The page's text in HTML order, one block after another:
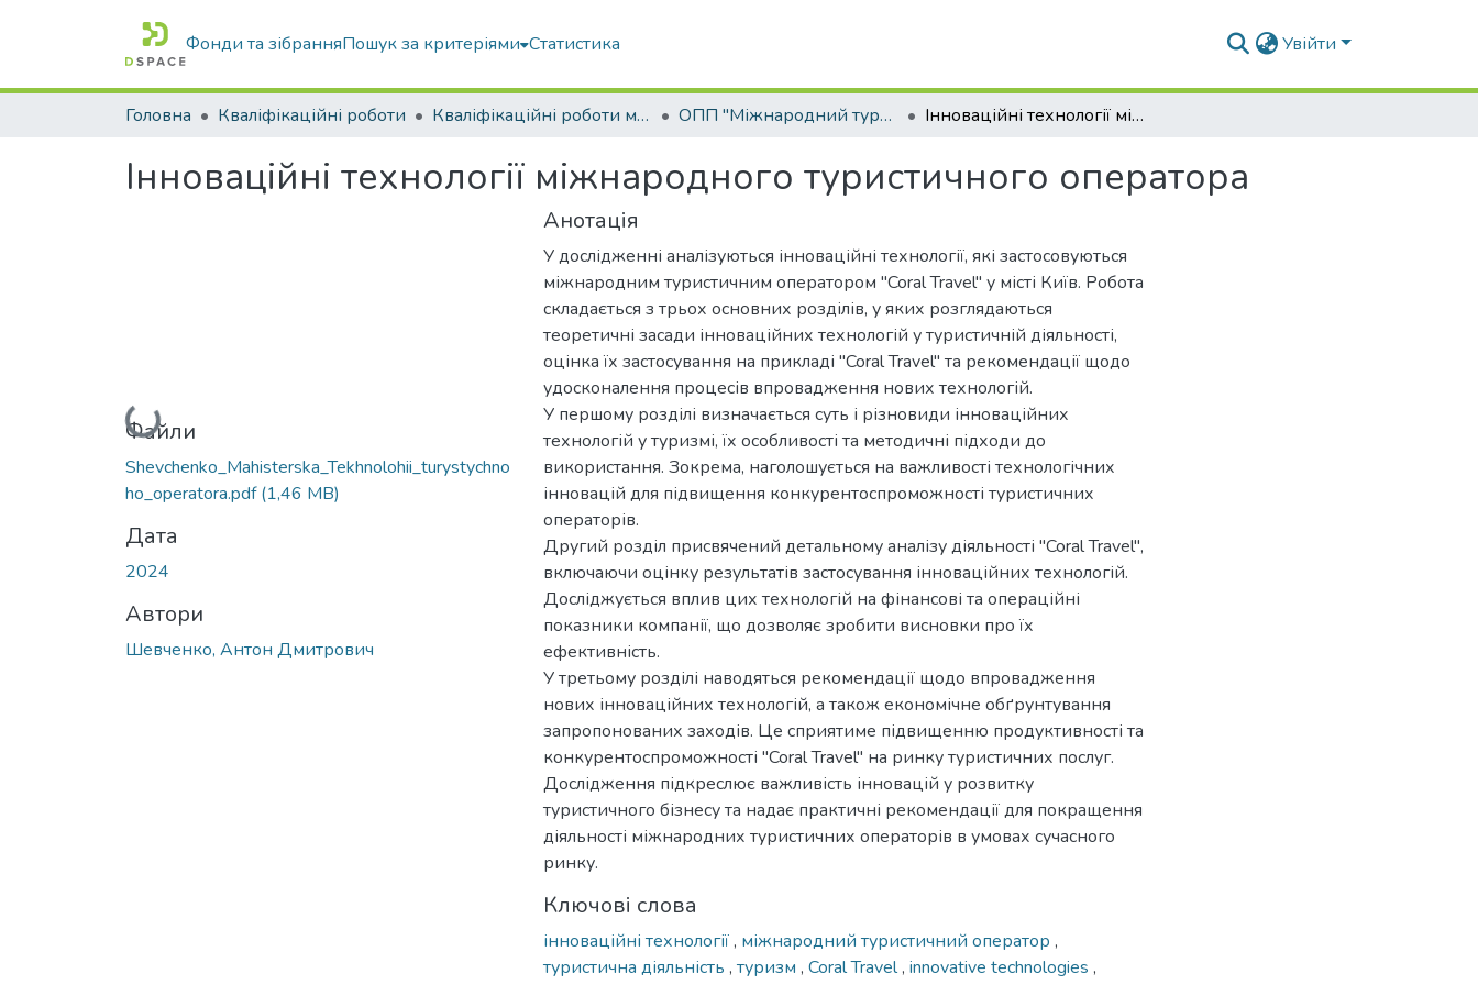
Фонди та зібранняПошук за критеріями Статистика Увійти
Головна Кваліфікаційні роботи Кваліфікаційні роботи магістрів ОПП "Міжнародний туристичний бізнес" Інноваційні технології міжнародного туристичного оператора
Інноваційні технології міжнародного туристичного оператора
Вантажиться...
Файли
Shevchenko_Mahisterska_Tekhnolohii_turystychno
ho_operatora.pdf(1,46 MB)
Дата
2024
Автори
Шевченко, Антон Дмитрович
Анотація
У дослідженні аналізуються інноваційні технології, які застосовуються
міжнародним туристичним оператором "Coral Travel" у місті Київ. Робота
складається з трьох основних розділів, у яких розглядаються
теоретичні засади інноваційних технологій у туристичній діяльності,
оцінка їх застосування на прикладі "Coral Travel" та рекомендації щодо
удосконалення процесів впровадження нових технологій.
У першому розділі визначається суть і різновиди інноваційних
технологій у туризмі, їх особливості та методичні підходи до
використання. Зокрема, наголошується на важливості технологічних
інновацій для підвищення конкурентоспроможності туристичних
операторів.
Другий розділ присвячений детальному аналізу діяльності "Coral Travel",
включаючи оцінку результатів застосування інноваційних технологій.
Досліджується вплив цих технологій на фінансові та операційні
показники компанії, що дозволяє зробити висновки про їх
ефективність.
У третьому розділі наводяться рекомендації щодо впровадження
нових інноваційних технологій, а також економічне обґрунтування
запропонованих заходів. Це сприятиме підвищенню продуктивності та
конкурентоспроможності "Coral Travel" на ринку туристичних послуг.
Дослідження підкреслює важливість інновацій у розвитку
туристичного бізнесу та надає практичні рекомендації для покращення
діяльності міжнародних туристичних операторів в умовах сучасного
ринку.
Ключові слова
інноваційні технології, міжнародний туристичний оператор ,
туристична діяльність , туризм , Coral Travel, innovative technologies ,